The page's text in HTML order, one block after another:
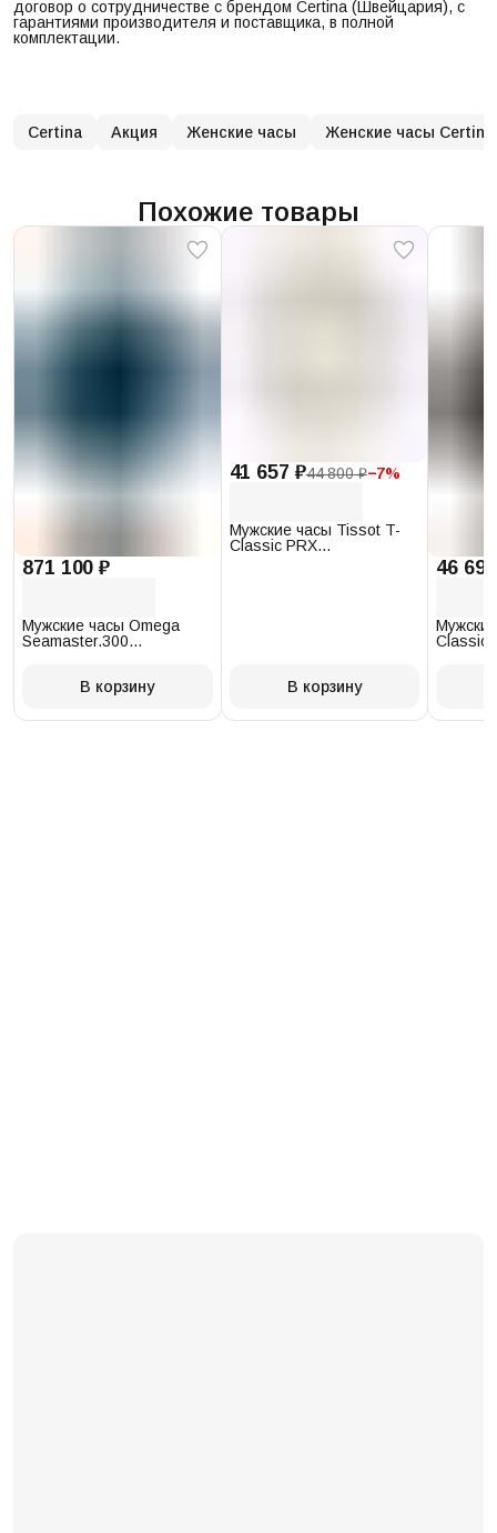
договор о сотрудничестве с брендом Certina (Швейцария), с
гарантиями производителя и поставщика, в полной
комплектации.
Certina Акция Женские часы Женские часы Certina
Похожие товары
871 100 ₽
Мужские часы Omega
Seamaster.300
В корзину
41 657 ₽44 800 ₽−7%
Мужские часы Tissot T-
Classic PRX
В корзину
46
Classic